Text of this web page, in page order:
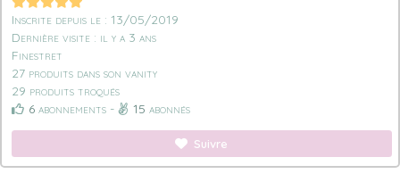
Inscrite depuis le : 13/05/2019
Dernière visite : il y a 3 ans
Finestret
27 produits dans son vanity
29 produits troqués
6abonnements - 15 abonnés
Suivre